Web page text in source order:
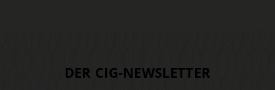
DER CIG-NEWSLETTER